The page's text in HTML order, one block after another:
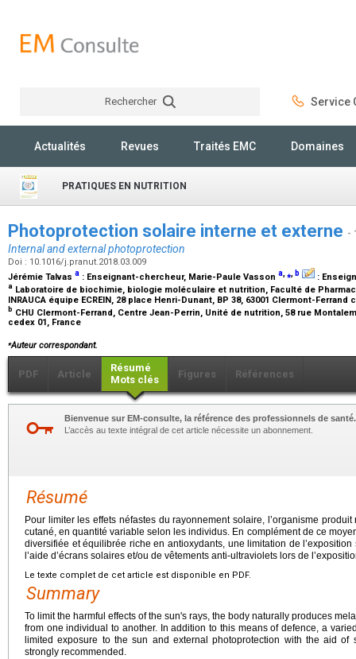
Rechercher Service
Actualités Revues Traités EMC Domaines
PRATIQUES EN NUTRITION
Photoprotection solaire interne et externe -
Internal and external photoprotection
Doi : 10.1016/j.pranut.2018.03.009
Jérémie Talvas a : Enseignant-chercheur, Marie-Paule Vasson a,⁎, b :
a Laboratoire de biochimie, biologie moléculaire et nutrition, Faculté de
INRAUCA équipe ECREIN, 28 place Henri-Dunant, BP 38, 63001 Clermont-Ferrand
b CHU Clermont-Ferrand, Centre Jean-Perrin, Unité de nutrition, 58 rue
cedex 01, France
⁎Auteur correspondant.
PDF Article
Résumé
Mots clés
Figures Références
Bienvenue sur EM-consulte, la référence des professionnels de santé.
L’accès au texte intégral de cet article nécessite un abonnement.
Résumé
Pour limiter les effets néfastes du rayonnement solaire, l’organisme
cutané, en quantité variable selon les individus. En complément de ce
diversifiée et équilibrée riche en antioxydants, une limitation de
l’aide d’écrans solaires et/ou de vêtements anti-ultraviolets lors de
Le texte complet de cet article est disponible en PDF.
Summary
To limit the harmful effects of the sun's rays, the body naturally produces
from one individual to another. In addition to this means of defence, a
limited exposure to the sun and external photoprotection with the aid of
strongly recommended.